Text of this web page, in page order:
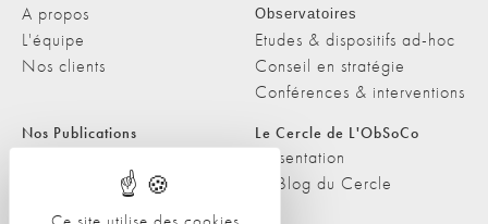
A propos
L'équipe
Nos clients
Observatoires
Etudes & dispositifs ad-hoc
Conseil en stratégie
Conférences & interventions
Nos Publications
Les Podcasts de L'ObSoCo
L'ObSoCo dans les médias
Le Cercle de L'ObSoCo
Présentation
Le Blog du Cercle